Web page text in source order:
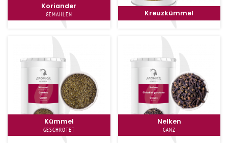
Koriander
GEMAHLEN Kreuzkümmel
Kümmel
GESCHROTET
Nelken
GANZ